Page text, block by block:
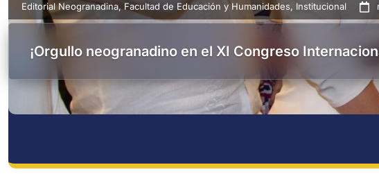
Editorial Neogranadina, Facultad de Educación y Humanidades, Institucional
¡Orgullo neogranadino en el XI Congreso